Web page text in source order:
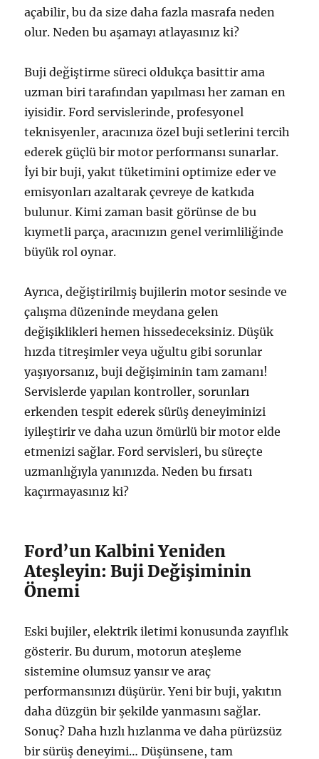
açabilir, bu da size daha fazla masrafa neden
olur. Neden bu aşamayı atlayasınız ki?
Buji değiştirme süreci oldukça basittir ama
uzman biri tarafından yapılması her zaman en
iyisidir. Ford servislerinde, profesyonel
teknisyenler, aracınıza özel buji setlerini tercih
ederek güçlü bir motor performansı sunarlar.
İyi bir buji, yakıt tüketimini optimize eder ve
emisyonları azaltarak çevreye de katkıda
bulunur. Kimi zaman basit görünse de bu
kıymetli parça, aracınızın genel verimliliğinde
büyük rol oynar.
Ayrıca, değiştirilmiş bujilerin motor sesinde ve
çalışma düzeninde meydana gelen
değişiklikleri hemen hissedeceksiniz. Düşük
hızda titreşimler veya uğultu gibi sorunlar
yaşıyorsanız, buji değişiminin tam zamanı!
Servislerde yapılan kontroller, sorunları
erkenden tespit ederek sürüş deneyiminizi
iyileştirir ve daha uzun ömürlü bir motor elde
etmenizi sağlar. Ford servisleri, bu süreçte
uzmanlığıyla yanınızda. Neden bu fırsatı
kaçırmayasınız ki?
Ford’un Kalbini Yeniden
Ateşleyin: Buji Değişiminin
Önemi
Eski bujiler, elektrik iletimi konusunda zayıflık
gösterir. Bu durum, motorun ateşleme
sistemine olumsuz yansır ve araç
performansınızı düşürür. Yeni bir buji, yakıtın
daha düzgün bir şekilde yanmasını sağlar.
Sonuç? Daha hızlı hızlanma ve daha pürüzsüz
bir sürüş deneyimi… Düşünsene, tam